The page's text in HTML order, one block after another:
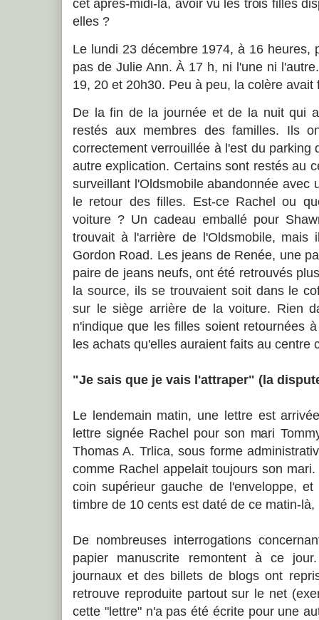
cet après-midi-là, avoir vu les trois filles
elles ?
Le lundi 23 décembre 1974, à 16 heures,
pas de Julie Ann. À 17 h, ni l'une ni
19, 20 et 20h30. Peu à peu, la colère
De la fin de la journée et de la nuit qui
restés aux membres des familles. Ils
correctement verrouillée à l'est du parking
autre explication. Certains sont restés au
surveillant l'Oldsmobile abandonnée avec
le retour des filles. Est-ce Rachel ou
voiture ? Un cadeau emballé pour
trouvait à l'arrière de l'Oldsmobile,
Gordon Road. Les jeans de Renée, une
paire de jeans neufs, ont été retrouvés
la source, ils se trouvaient soit dans le
sur le siège arrière de la voiture. Rien
n'indique que les filles soient retournées
les achats qu'elles auraient faits au centre
"Je sais que je vais l'attraper" (la
Le lendemain matin, une lettre est
lettre signée Rachel pour son mari
Thomas A. Trlica, sous forme
comme Rachel appelait toujours son
coin supérieur gauche de l'enveloppe,
timbre de 10 cents est daté de ce matin-
De nombreuses interrogations
papier manuscrite remontent à ce
journaux et des billets de blogs ont
retrouve reproduite partout sur le net
cette "lettre" n'a pas été écrite pour une